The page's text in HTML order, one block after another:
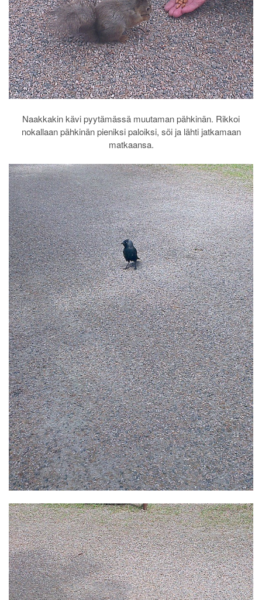
Naakkakin kävi pyytämässä muutaman pähkinän. Rikkoi
nokallaan pähkinän pieniksi paloiksi, söi ja lähti jatkamaan
matkaansa.